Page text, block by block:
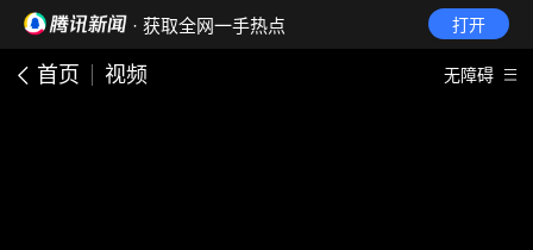
· 获取全网一手热点 打开
首页 视频 无障碍